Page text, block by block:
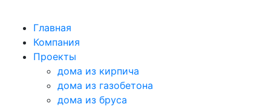
Главная
Компания
Проекты
дома из кирпича
дома из газобетона
дома из бруса